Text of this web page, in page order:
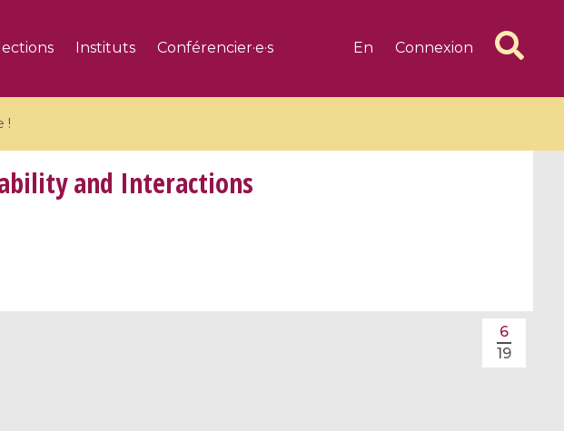
Instituts Conférencier·e·s En Connexion
!
and Interactions
6
19